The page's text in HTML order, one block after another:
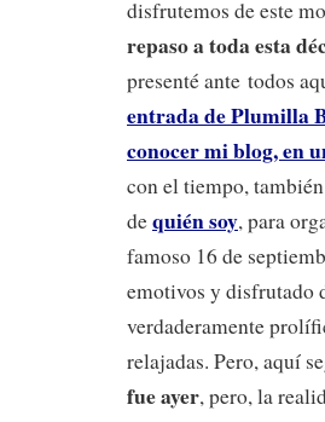
disfrutemos de este
repaso a toda esta
presenté ante todos
entrada de Plumilla
conocer mi blog, en
con el tiempo,
dequién soy, para
famoso 16 de
emotivos y disfrutado
verdaderamente
relajadas. Pero, aquí
fue ayer, pero, la